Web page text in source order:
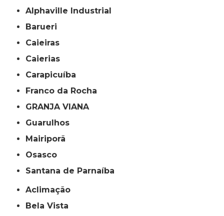
Alphaville Industrial
Barueri
Caieiras
Caierias
Carapicuíba
Franco da Rocha
GRANJA VIANA
Guarulhos
Mairiporã
Osasco
Santana de Parnaíba
Aclimação
Bela Vista